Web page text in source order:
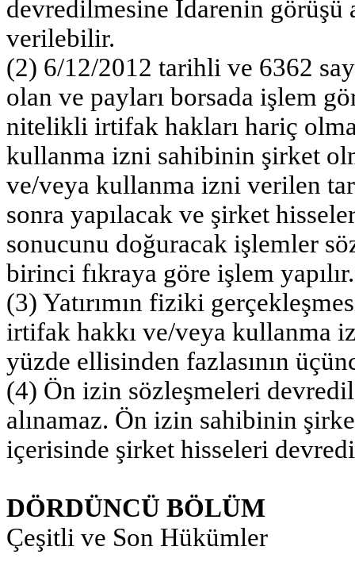
devredilmesine İdarenin görüşü
verilebilir.
(2) 6/12/2012 tarihli ve 6362
olan ve payları borsada işlem
nitelikli irtifak hakları hariç
kullanma izni sahibinin şirket
ve/veya kullanma izni verilen
sonra yapılacak ve şirket
sonucunu doğuracak işlemler
birinci fıkraya göre işlem yapılır.
(3) Yatırımın fiziki
irtifak hakkı ve/veya kullanma
yüzde ellisinden fazlasının
(4) Ön izin sözleşmeleri
alınamaz. Ön izin sahibinin
içerisinde şirket hisseleri
DÖRDÜNCÜ BÖLÜM
Çeşitli ve Son Hükümler